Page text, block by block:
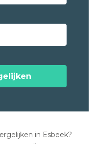
in Esbeek?